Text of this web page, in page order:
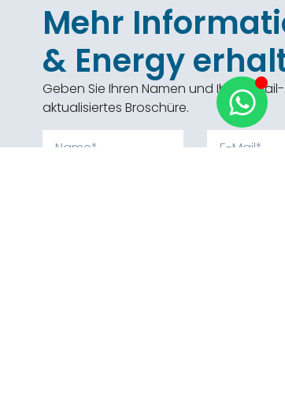
Mehr
& Energy
Geben Sie Ihren Namen und Ihre E-
aktualisiertes Broschüre.